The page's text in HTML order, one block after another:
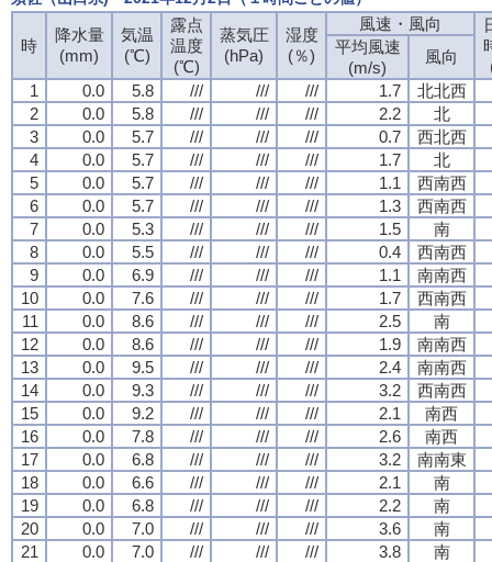
時
降水量
(mm)
気温
(℃)
露点
温度
(℃)
蒸気圧
(hPa)
湿度
(％)
風速・風向
平均風速
(m/s)
風向
1
0.0 5.8 /// /// /// 1.7
北北西
2
0.0 5.8 /// /// /// 2.2
北
3
0.0 5.7 /// /// /// 0.7
西北西
4
0.0 5.7 /// /// /// 1.7
北
5
0.0 5.7 /// /// /// 1.1
西南西
6
0.0 5.7 /// /// /// 1.3
西南西
7
0.0 5.3 /// /// /// 1.5
南
8
0.0 5.5 /// /// /// 0.4
西南西
9
0.0 6.9 /// /// /// 1.1
南南西
10
0.0 7.6 /// /// /// 1.7
西南西
11
0.0 8.6 /// /// /// 2.5
南
12
0.0 8.6 /// /// /// 1.9
南南西
13
0.0 9.5 /// /// /// 2.4
南南西
14
0.0 9.3 /// /// /// 3.2
西南西
15
0.0 9.2 /// /// /// 2.1
南西
16
0.0 7.8 /// /// /// 2.6
南西
17
0.0 6.8 /// /// /// 3.2
南南東
18
0.0 6.6 /// /// /// 2.1
南
19
0.0 6.8 /// /// /// 2.2
南
20
0.0 7.0 /// /// /// 3.6
南
21
0.0 7.0 /// /// /// 3.8
南